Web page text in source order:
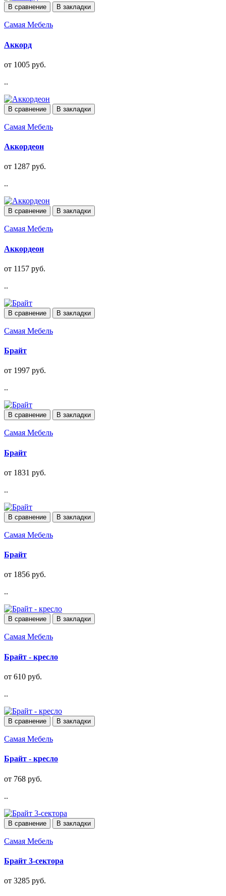
В сравнение В закладки
Самая Мебель
Аккорд
от 1005 руб.
..
В сравнение В закладки
Самая Мебель
Аккордеон
от 1287 руб.
..
В сравнение В закладки
Самая Мебель
Аккордеон
от 1157 руб.
..
В сравнение В закладки
Самая Мебель
Брайт
от 1997 руб.
..
В сравнение В закладки
Самая Мебель
Брайт
от 1831 руб.
..
В сравнение В закладки
Самая Мебель
Брайт
от 1856 руб.
..
В сравнение В закладки
Самая Мебель
Брайт - кресло
от 610 руб.
..
В сравнение В закладки
Самая Мебель
Брайт - кресло
от 768 руб.
..
В сравнение В закладки
Самая Мебель
Брайт 3-сектора
от 3285 руб.